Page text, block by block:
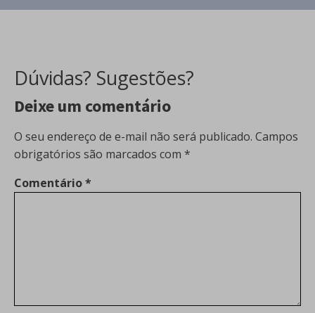
Dúvidas? Sugestões?
Deixe um comentário
O seu endereço de e-mail não será publicado. Campos
obrigatórios são marcados com *
Comentário*